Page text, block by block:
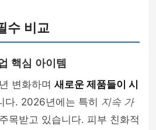
수 비교
핵심 아이템
변화하며 새로운 제품들이 시
다. 2026년에는 특히 지속 가
목받고 있습니다. 피부 친화적